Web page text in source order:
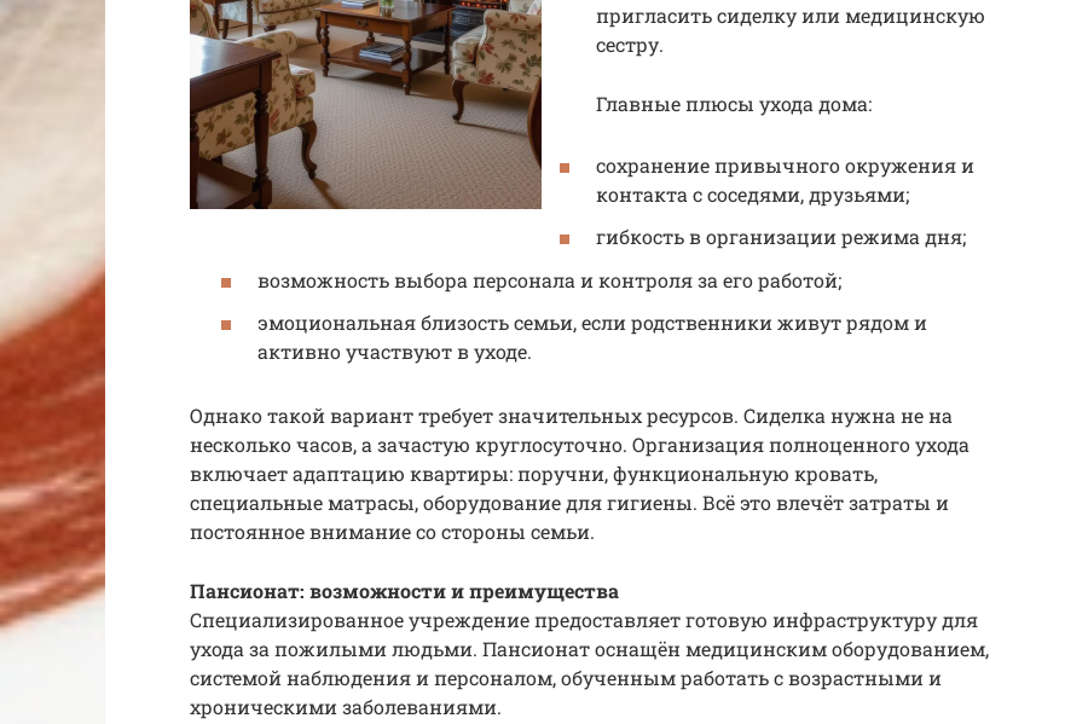
пригласить сиделку или медицинскую
сестру.
Главные плюсы ухода дома:
сохранение привычного окружения и
контакта с соседями, друзьями;
гибкость в организации режима дня;
возможность выбора персонала и контроля за его работой;
эмоциональная близость семьи, если родственники живут рядом и
активно участвуют в уходе.
Однако такой вариант требует значительных ресурсов. Сиделка нужна не на
несколько часов, а зачастую круглосуточно. Организация полноценного ухода
включает адаптацию квартиры: поручни, функциональную кровать,
специальные матрасы, оборудование для гигиены. Всё это влечёт затраты и
постоянное внимание со стороны семьи.
Пансионат: возможности и преимущества
Специализированное учреждение предоставляет готовую инфраструктуру для
ухода за пожилыми людьми. Пансионат оснащён медицинским оборудованием,
системой наблюдения и персоналом, обученным работать с возрастными и
хроническими заболеваниями.